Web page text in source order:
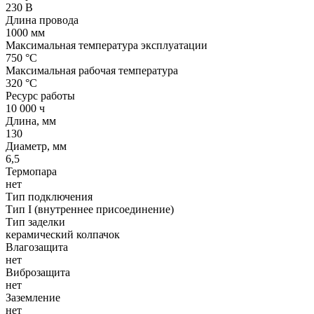
230 В
Длина провода
1000 мм
Максимальная температура эксплуатации
750 °C
Максимальная рабочая температура
320 °C
Ресурс работы
10 000 ч
Длина, мм
130
Диаметр, мм
6,5
Термопара
нет
Тип подключения
Тип I (внутреннее присоединение)
Тип заделки
керамический колпачок
Влагозащита
нет
Виброзащита
нет
Заземление
нет